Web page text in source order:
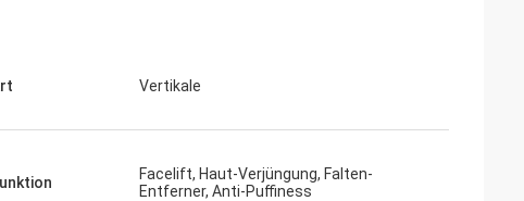
Vertikale
Facelift, Haut-Verjüngung, Falten-
Entferner, Anti-Puffiness